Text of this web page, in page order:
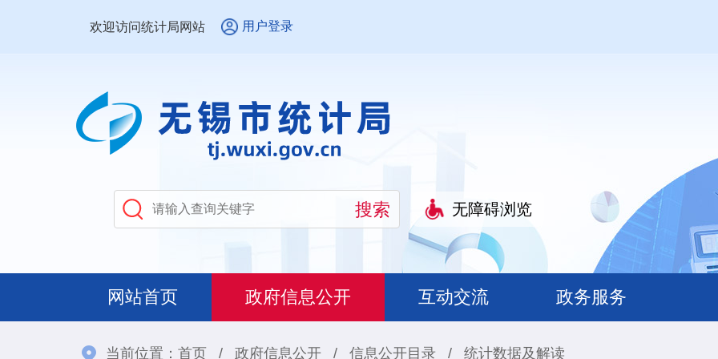
欢迎访问统计局网站 用户登录
无障碍浏览
网站首页 政府信息公开 互动交流 政务服务
当前位置： 首页 / 政府信息公开 / 信息公开目录 / 统计数据及解读